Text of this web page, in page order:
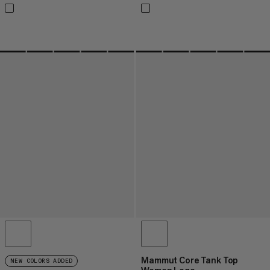
NEW COLORS ADDED
Mammut Core Tank Top